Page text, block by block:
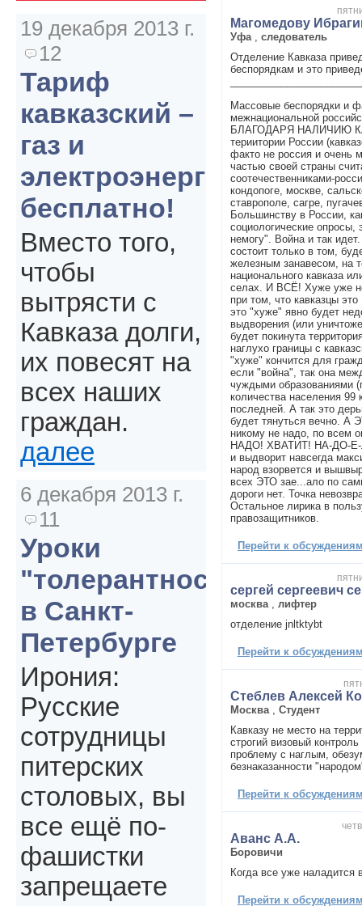
Магомедову
Уфа
следователь
Отделение Кавказа
беспорядкам и это
Массовые беспорядки и
межнациональной
БЛАГОДАРЯ НАЛИЧИЮ
териитории России
факто не россия и очень
частью своей страны
соотечественниками-
кондопоге, москве,
ставрополе, сагре,
Большинству в России,
социологические опросы,
немогу". Война и так
состоит только в том,
железным занавесом, на
национального кавказа
селах. И ВСЁ! Хуже уже
при том, что кавказцы
это "хуже" явно будет
выдворения (или
будет покинута
наглухо границы с
"хуже" кончится для
если "война", так она
чуждыми образованиями
количества населения 99
последней. А так это
будет тянуться вечно. А
никому не надо, по всем
НАДО! ХВАТИТ! НА-ДО-Е-
и выдворит навсегда
народ взорвется и
всех ЭТО зае...ало по
дороги нет. Точка
Остальное лирика в
правозащитников.
Перейти к
сергей сергеевич
москва
лифтер
отделение jnltktybt
Перейти к
Стеблев Алексей
Москва
Студент
Кавказу не место на
строгий визовый
проблему с наглым,
безнаказанности
Перейти к
Аванс А.А.
Боровичи
Когда все уже наладится
Перейти к
19 декабря 2013 г.
12
Тариф
кавказский –
газ и
электроэнергия
бесплатно!
Вместо того,
чтобы
вытрясти с
Кавказа долги,
их повесят на
всех наших
граждан.
далее
6 декабря 2013 г.
11
Уроки
"толерантности"
в Санкт-
Петербурге
Ирония:
Русские
сотрудницы
питерских
столовых, вы
все ещё по-
фашистки
запрещаете